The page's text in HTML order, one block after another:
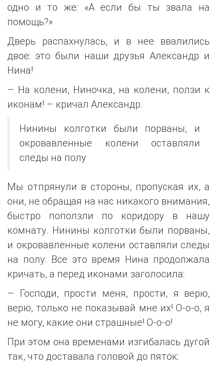
одно и то же: «А если бы ты звала на
помощь?»
Дверь распахнулась, и в нее ввалились
двое: это были наши друзья Александр и
Нина!
– На колени, Ниночка, на колени, ползи к
иконам! – кричал Александр.
Нинины колготки были порваны, и
окровавленные колени оставляли
следы на полу
Мы отпрянули в стороны, пропуская их, а
они, не обращая на нас никакого внимания,
быстро поползли по коридору в нашу
комнату. Нинины колготки были порваны,
и окровавленные колени оставляли следы
на полу. Все это время Нина продолжала
кричать, а перед иконами заголосила:
– Господи, прости меня, прости, я верю,
верю, только не показывай мне их! О-о-о, я
не могу, какие они страшные! О-о-о!
При этом она временами изгибалась дугой
так, что доставала головой до пяток: